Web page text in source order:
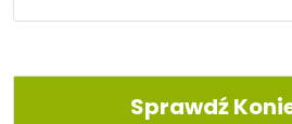
Sprawdź